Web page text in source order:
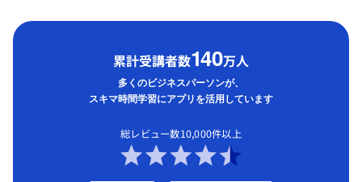
累計受講者数140万人
多くのビジネスパーソンが、
スキマ時間学習にアプリを活用しています
総レビュー数10,000件以上